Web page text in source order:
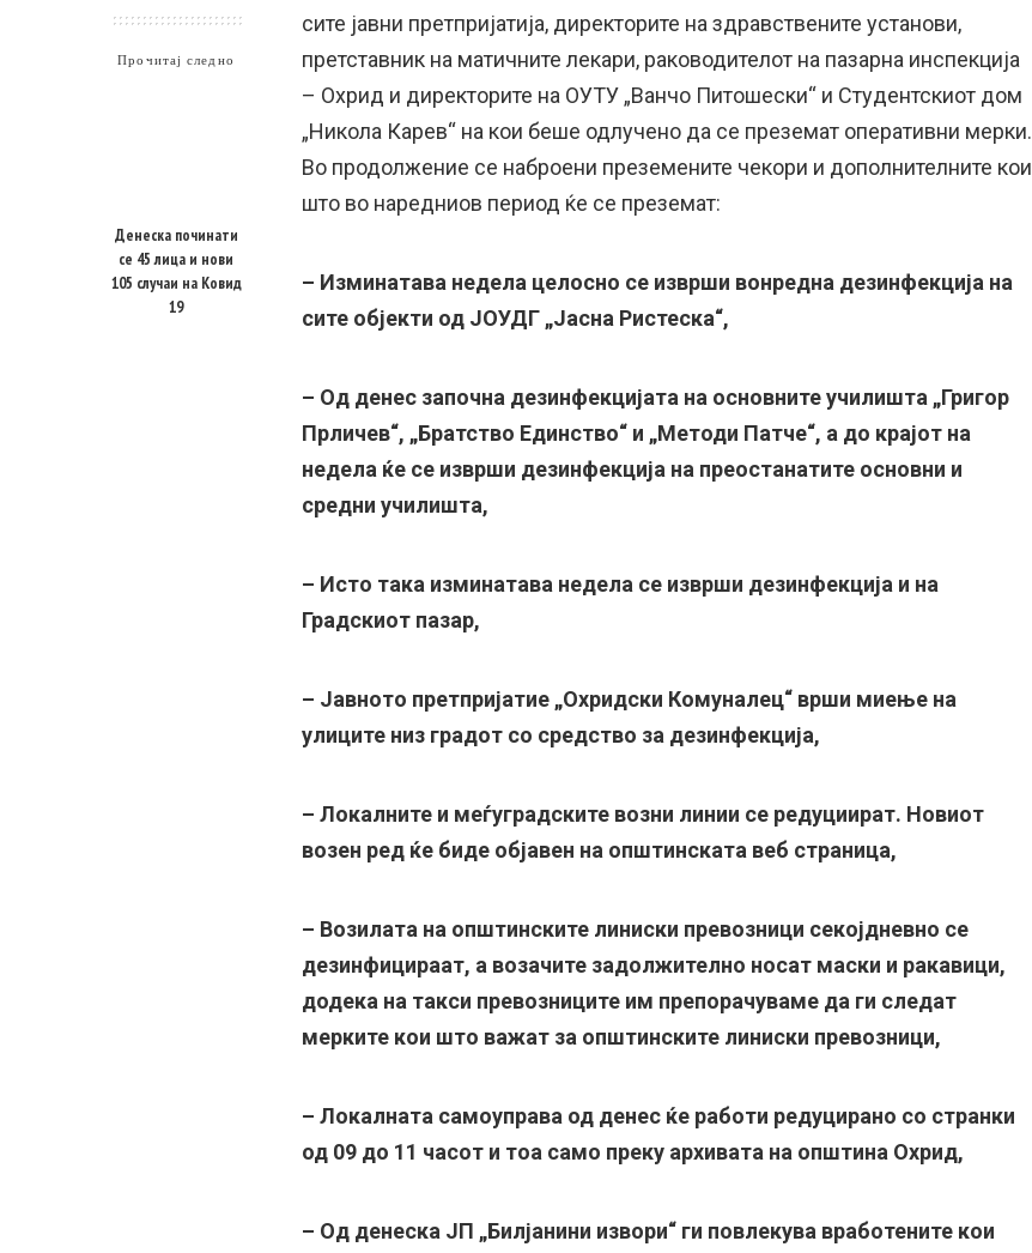
Прочитај следно
Денеска починати
се 45 лица и нови
105 случаи на Ковид
19
сите јавни претпријатија, директорите на здравствените установи,
претставник на матичните лекари, раководителот на пазарна инспекција
– Охрид и директорите на ОУТУ „Ванчо Питошески“ и Студентскиот дом
„Никола Карев“ на кои беше одлучено да се преземат оперативни мерки.
Во продолжение се наброени преземените чекори и дополнителните кои
што во наредниов период ќе се преземат:
– Изминатава недела целосно се изврши вонредна дезинфекција на
сите објекти од ЈОУДГ „Јасна Ристеска“,
– Од денес започна дезинфекцијата на основните училишта „Григор
Прличев“, „Братство Единство“ и „Методи Патче“, а до крајот на
недела ќе се изврши дезинфекција на преостанатите основни и
средни училишта,
– Исто така изминатава недела се изврши дезинфекција и на
Градскиот пазар,
– Јавното претпријатие „Охридски Комуналец“ врши миење на
улиците низ градот со средство за дезинфекција,
– Локалните и меѓуградските возни линии се редуциират. Новиот
возен ред ќе биде објавен на општинската веб страница,
– Возилата на општинските линиски превозници секојдневно се
дезинфицираат, а возачите задолжително носат маски и ракавици,
додека на такси превозниците им препорачуваме да ги следат
мерките кои што важат за општинските линиски превозници,
– Локалната самоуправа од денес ќе работи редуцирано со странки
од 09 до 11 часот и тоа само преку архивата на општина Охрид,
– Од денеска ЈП „Билјанини извори“ ги повлекува вработените кои